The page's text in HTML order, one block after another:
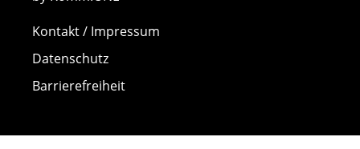
Kontakt / Impressum
Datenschutz
Barrierefreiheit